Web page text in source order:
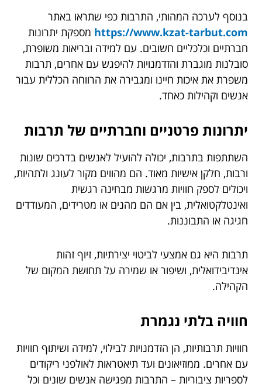
בנוסף לערכה המהותי, התרבות כפי שתראו באתר
https://www.kzat-tarbut.com מספקת יתרונות
חברתיים וכלכליים חשובים. עם למידה ובריאות משופרת,
סובלנות מוגברת והזדמנויות להיפגש עם אחרים, תרבות
משפרת את איכות חיינו ומגבירה את הרווחה הכללית עבור
אנשים וקהילות כאחד.
יתרונות פרטניים וחברתיים של תרבות
השתתפות בתרבות, יכולה להועיל לאנשים בדרכים שונות
ורבות, חלקן אישיות מאוד. הם מהווים מקור לעונג ולתהיות,
ויכולים לספק חוויות מרגשות מבחינה רגשית
ואינטלקטואלית, בין אם הם מהנים או מטרידים, המעודדים
חגיגה או התבוננות.
תרבות היא גם אמצעי לביטוי יצירתיות, זיוף זהות
אינדיבידואלית, ושיפור או שמירה על תחושת המקום של
הקהילה.
חוויה בלתי נגמרת
חוויות תרבותיות, הן הזדמנויות לבילוי, למידה ושיתוף חוויות
עם אחרים. ממוזיאונים ועד תיאטראות לאולפני ריקודים
לספריות ציבוריות – התרבות מפגישה אנשים שונים וכל